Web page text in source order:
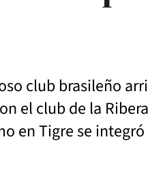
club brasileño
el club de la
en Tigre se